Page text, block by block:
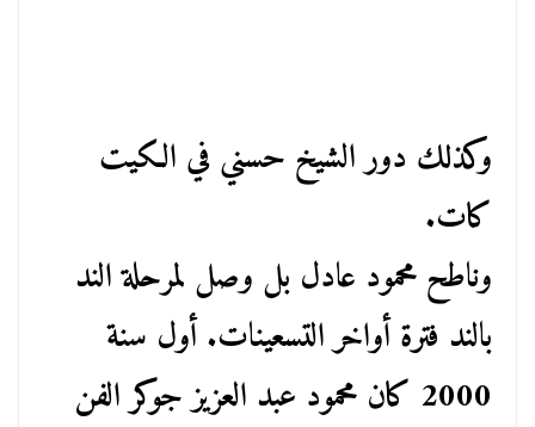
وكذلك دور الشيخ حسني في الكيت
كات.
وناطح محمود عادل بل وصل لمرحلة الند
بالند فترة أواخر التسعينات. أول سنة
2000 كان محمود عبد العزيز جوكر الفن